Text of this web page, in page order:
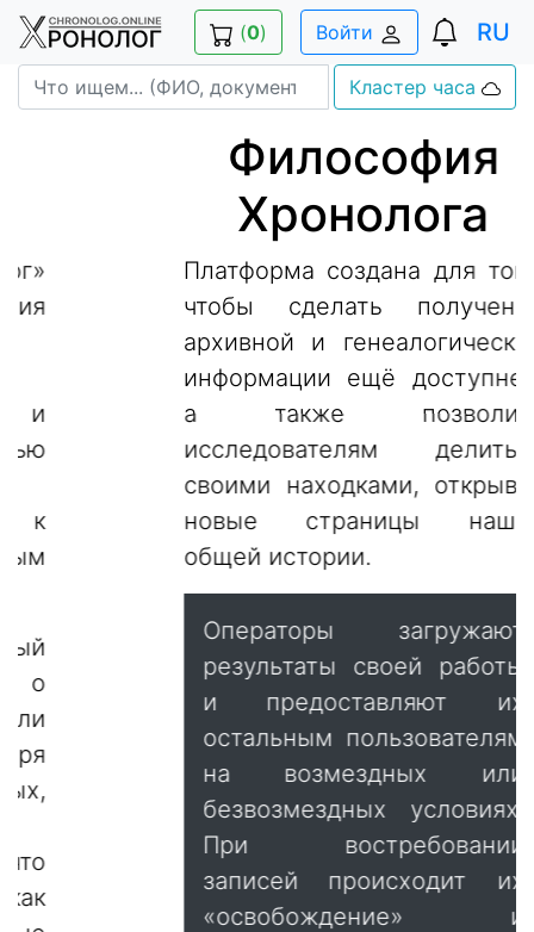
(0) Войти RU
Кластер часа
Философия
Хронолога
Платформа создана для того,
чтобы сделать получение
архивной и генеалогической
информации ещё доступней,
а также позволить
исследователям делиться
своими находками, открывая
новые страницы нашей
общей истории.
Операторы загружают
результаты своей работы
и предоставляют их
остальным пользователям
на возмездных или
безвозмездных условиях.
При востребовании
записей происходит их
«освобождение» и